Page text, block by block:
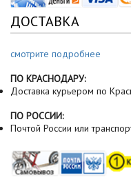
ДОСТАВКА
смотрите подробнее
ПО КРАСНОДАРУ:
Доставка курьером по
ПО РОССИИ:
Почтой России или